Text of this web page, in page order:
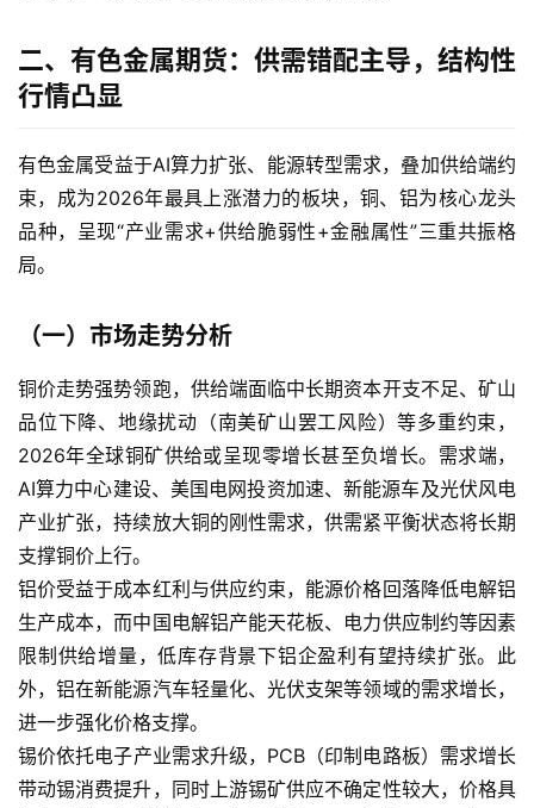
二、有色金属期货：供需错配主导，结构性
行情凸显
有色金属受益于AI算力扩张、能源转型需求，叠加供给端约
束，成为2026年最具上涨潜力的板块，铜、铝为核心龙头
品种，呈现“产业需求+供给脆弱性+金融属性”三重共振格
局。
（一）市场走势分析
铜价走势强势领跑，供给端面临中长期资本开支不足、矿山
品位下降、地缘扰动（南美矿山罢工风险）等多重约束，
2026年全球铜矿供给或呈现零增长甚至负增长。需求端，
AI算力中心建设、美国电网投资加速、新能源车及光伏风电
产业扩张，持续放大铜的刚性需求，供需紧平衡状态将长期
支撑铜价上行。
铝价受益于成本红利与供应约束，能源价格回落降低电解铝
生产成本，而中国电解铝产能天花板、电力供应制约等因素
限制供给增量，低库存背景下铝企盈利有望持续扩张。此
外，铝在新能源汽车轻量化、光伏支架等领域的需求增长，
进一步强化价格支撑。
锡价依托电子产业需求升级，PCB（印制电路板）需求增长
带动锡消费提升，同时上游锡矿供应不确定性较大，价格具